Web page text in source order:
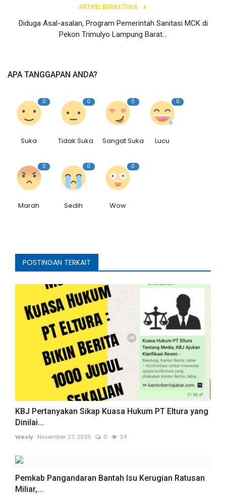
Opini
Lampung
ARTIKEL BERIKUTNYA
Diduga Asal-asalan, Program Pemerintah Sanitasi MCK di
Pekon Trimulyo Lampung Barat...
APA TANGGAPAN ANDA?
0
Suka
0
Tidak Suka
0
Sangat Suka
0
Lucu
0
Marah
0
Sedih
0
Wow
POSTINGAN TERKAIT
KBJ Pertanyakan Sikap Kuasa Hukum PT Eltura yang
Dinilai...
Wesly November 27, 2025 0 34
Pemkab Pangandaran Bantah Isu Kerugian Ratusan
Miliar,...